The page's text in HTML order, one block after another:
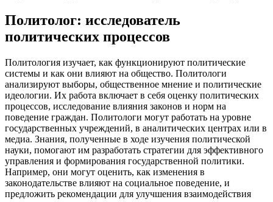
Политолог: исследователь
политических процессов
Политология изучает, как функционируют политические
системы и как они влияют на общество. Политологи
анализируют выборы, общественное мнение и политические
идеологии. Их работа включает в себя оценку политических
процессов, исследование влияния законов и норм на
поведение граждан. Политологи могут работать на уровне
государственных учреждений, в аналитических центрах или в
медиа. Знания, полученные в ходе изучения политической
науки, помогают им разработать стратегии для эффективного
управления и формирования государственной политики.
Например, они могут оценить, как изменения в
законодательстве влияют на социальное поведение, и
предложить рекомендации для улучшения взаимодействия